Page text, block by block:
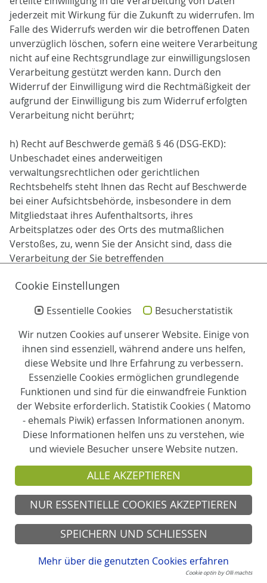
jederzeit mit Wirkung für die Zukunft zu widerrufen. Im
Falle des Widerrufs werden wir die betroffenen Daten
unverzüglich löschen, sofern eine weitere Verarbeitung
nicht auf eine Rechtsgrundlage zur einwilligungslosen
Verarbeitung gestützt werden kann. Durch den
Widerruf der Einwilligung wird die Rechtmäßigkeit der
aufgrund der Einwilligung bis zum Widerruf erfolgten
Verarbeitung nicht berührt;
h) Recht auf Beschwerde gemäß § 46 (DSG-EKD):
Unbeschadet eines anderweitigen
verwaltungsrechtlichen oder gerichtlichen
Rechtsbehelfs steht Ihnen das Recht auf Beschwerde
bei einer Aufsichtsbehörde, insbesondere in dem
Mitgliedstaat ihres Aufenthaltsorts, ihres
Arbeitsplatzes oder des Orts des mutmaßlichen
Verstoßes, zu, wenn Sie der Ansicht sind, dass die
Verarbeitung der Sie betreffenden
Die Aufsichtsbehörde, bei der die Beschwerde
über den Stand und die Ergebnisse der Beschwerde
einschließlich der Möglichkeit eines gerichtlichen
Rechtsbehelfs nach § 47 (DSG-EKD).
Widerspruchsrecht
Jede von der Verarbeitung personenbezogener Daten
betroffene Person hat das Recht, aus Gründen, die
sich aus ihrer besonderen Situation ergeben, jederzeit
gegen die Verarbeitung sie betreffender
(DSG-EKD) erfolgt, Widerspruch einzulegen.
Im Falle eines Widerspruchs werden die
personenbezogenen Daten nicht mehr verarbeitet, es
sei denn, wir können zwingende schutzwürdige Gründe
für die Verarbeitung nachweisen, die den Interessen,
Rechten und Freiheiten der betroffenen Person
überwiegen, oder die Verarbeitung dient der
Cookie Einstellungen
Essentielle Cookies
Besucherstatistik
Wir nutzen Cookies auf unserer Website. Einige von
ihnen sind essenziell, während andere uns helfen,
diese Website und Ihre Erfahrung zu verbessern.
Essenzielle Cookies ermöglichen grundlegende
Funktionen und sind für die einwandfreie Funktion
der Website erforderlich. Statistik Cookies ( Matomo
- ehemals Piwik) erfassen Informationen anonym.
Diese Informationen helfen uns zu verstehen, wie
und wieviele Besucher unsere Website nutzen.
ALLE AKZEPTIEREN
NUR ESSENTIELLE COOKIES AKZEPTIEREN
SPEICHERN UND SCHLIESSEN
Mehr über die genutzten Cookies erfahren
Cookie optin by Olli machts